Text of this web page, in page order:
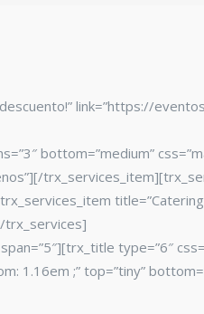
link=”https://
bottom=”medium”
title=”Catering
trx_services]
type=”6″
1.16em ;” top=”tiny”